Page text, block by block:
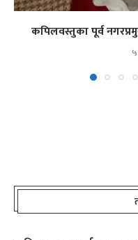
कपिलवस्तुका पूर्व